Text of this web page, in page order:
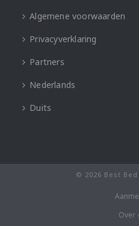
Algemene voorwaarden
Privacyverklaring
Partners
Nederlands
Duits
© 2026 Best
Over